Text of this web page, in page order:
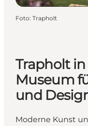
Foto: Trapholt
Trapholt
Museum
und
Moderne Kunst